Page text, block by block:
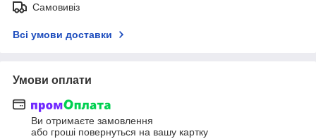
Самовивіз
Всі умови доставки
Умови оплати
Ви отримаєте замовлення
або гроші повернуться на вашу картку